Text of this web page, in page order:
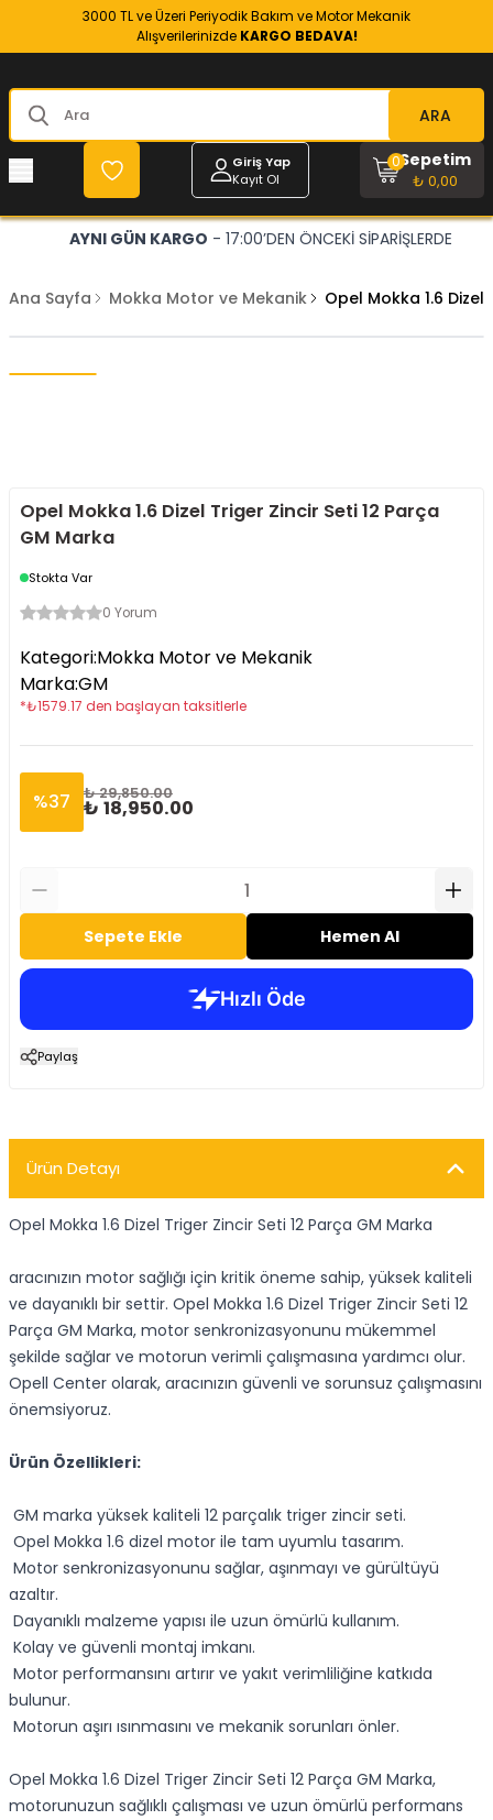
3000 TL ve Üzeri Periyodik Bakım ve Motor Mekanik
Alışverilerinizde KARGO BEDAVA!
ARA
Giriş Yap
Kayıt Ol
Sepetim
₺ 0,00
0
AYNI GÜN KARGO - 17:00’DEN ÖNCEKİ SİPARİŞLERDE
Ana Sayfa Mokka Motor ve Mekanik Opel Mokka 1.6
Opel Mokka 1.6 Dizel Triger Zincir Seti 12 Parça
GM Marka
Stokta Var
0 Yorum
Kategori:Mokka Motor ve Mekanik
Marka:GM
*₺1579.17 den başlayan taksitlerle
%37 ₺ 29,850.00
₺ 18,950.00
Sepete Ekle Hemen Al
Paylaş
Ürün Detayı
Opel Mokka 1.6 Dizel Triger Zincir Seti 12 Parça GM Marka
aracınızın motor sağlığı için kritik öneme sahip, yüksek kaliteli
ve dayanıklı bir settir. Opel Mokka 1.6 Dizel Triger Zincir Seti 12
Parça GM Marka, motor senkronizasyonunu mükemmel
şekilde sağlar ve motorun verimli çalışmasına yardımcı olur.
Opell Center olarak, aracınızın güvenli ve sorunsuz çalışmasını
önemsiyoruz.
Ürün Özellikleri:
GM marka yüksek kaliteli 12 parçalık triger zincir seti.
Opel Mokka 1.6 dizel motor ile tam uyumlu tasarım.
Motor senkronizasyonunu sağlar, aşınmayı ve gürültüyü
azaltır.
Dayanıklı malzeme yapısı ile uzun ömürlü kullanım.
Kolay ve güvenli montaj imkanı.
Motor performansını artırır ve yakıt verimliliğine katkıda
bulunur.
Motorun aşırı ısınmasını ve mekanik sorunları önler.
Opel Mokka 1.6 Dizel Triger Zincir Seti 12 Parça GM Marka,
motorunuzun sağlıklı çalışması ve uzun ömürlü performans